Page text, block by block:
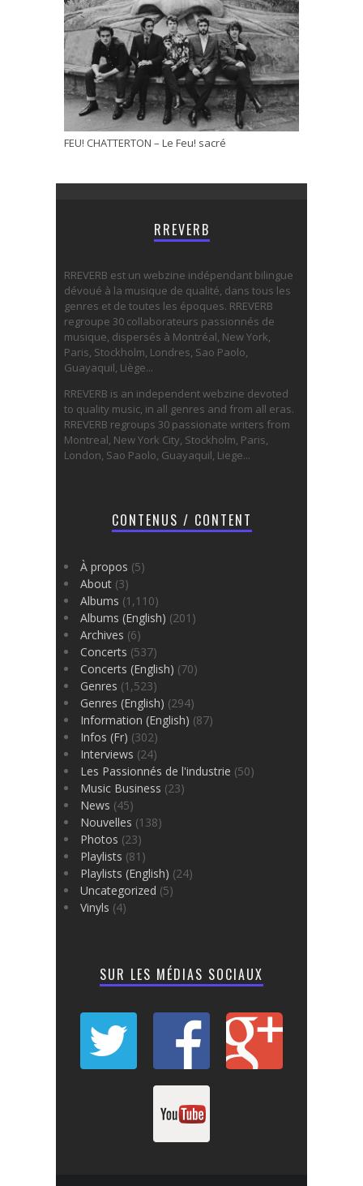
FEU! CHATTERTON – Le Feu! sacré
RREVERB
RREVERB est un webzine indépendant bilingue
dévoué à la musique de qualité, dans tous les
genres et de toutes les époques. RREVERB
regroupe 30 collaborateurs passionnés de
musique, dispersés à Montréal, New York,
Paris, Stockholm, Londres, Sao Paolo,
Guayaquil, Liège...
RREVERB is an independent webzine devoted
to quality music, in all genres and from all eras.
RREVERB regroups 30 passionate writers from
Montreal, New York City, Stockholm, Paris,
London, Sao Paolo, Guayaquil, Liege...
CONTENUS / CONTENT
À propos (5)
About (3)
Albums (1,110)
Albums (English) (201)
Archives (6)
Concerts (537)
Concerts (English) (70)
Genres (1,523)
Genres (English) (294)
Information (English) (87)
Infos (Fr) (302)
Interviews (24)
Les Passionnés de l'industrie (50)
Music Business (23)
News (45)
Nouvelles (138)
Photos (23)
Playlists (81)
Playlists (English) (24)
Uncategorized (5)
Vinyls (4)
SUR LES MÉDIAS SOCIAUX